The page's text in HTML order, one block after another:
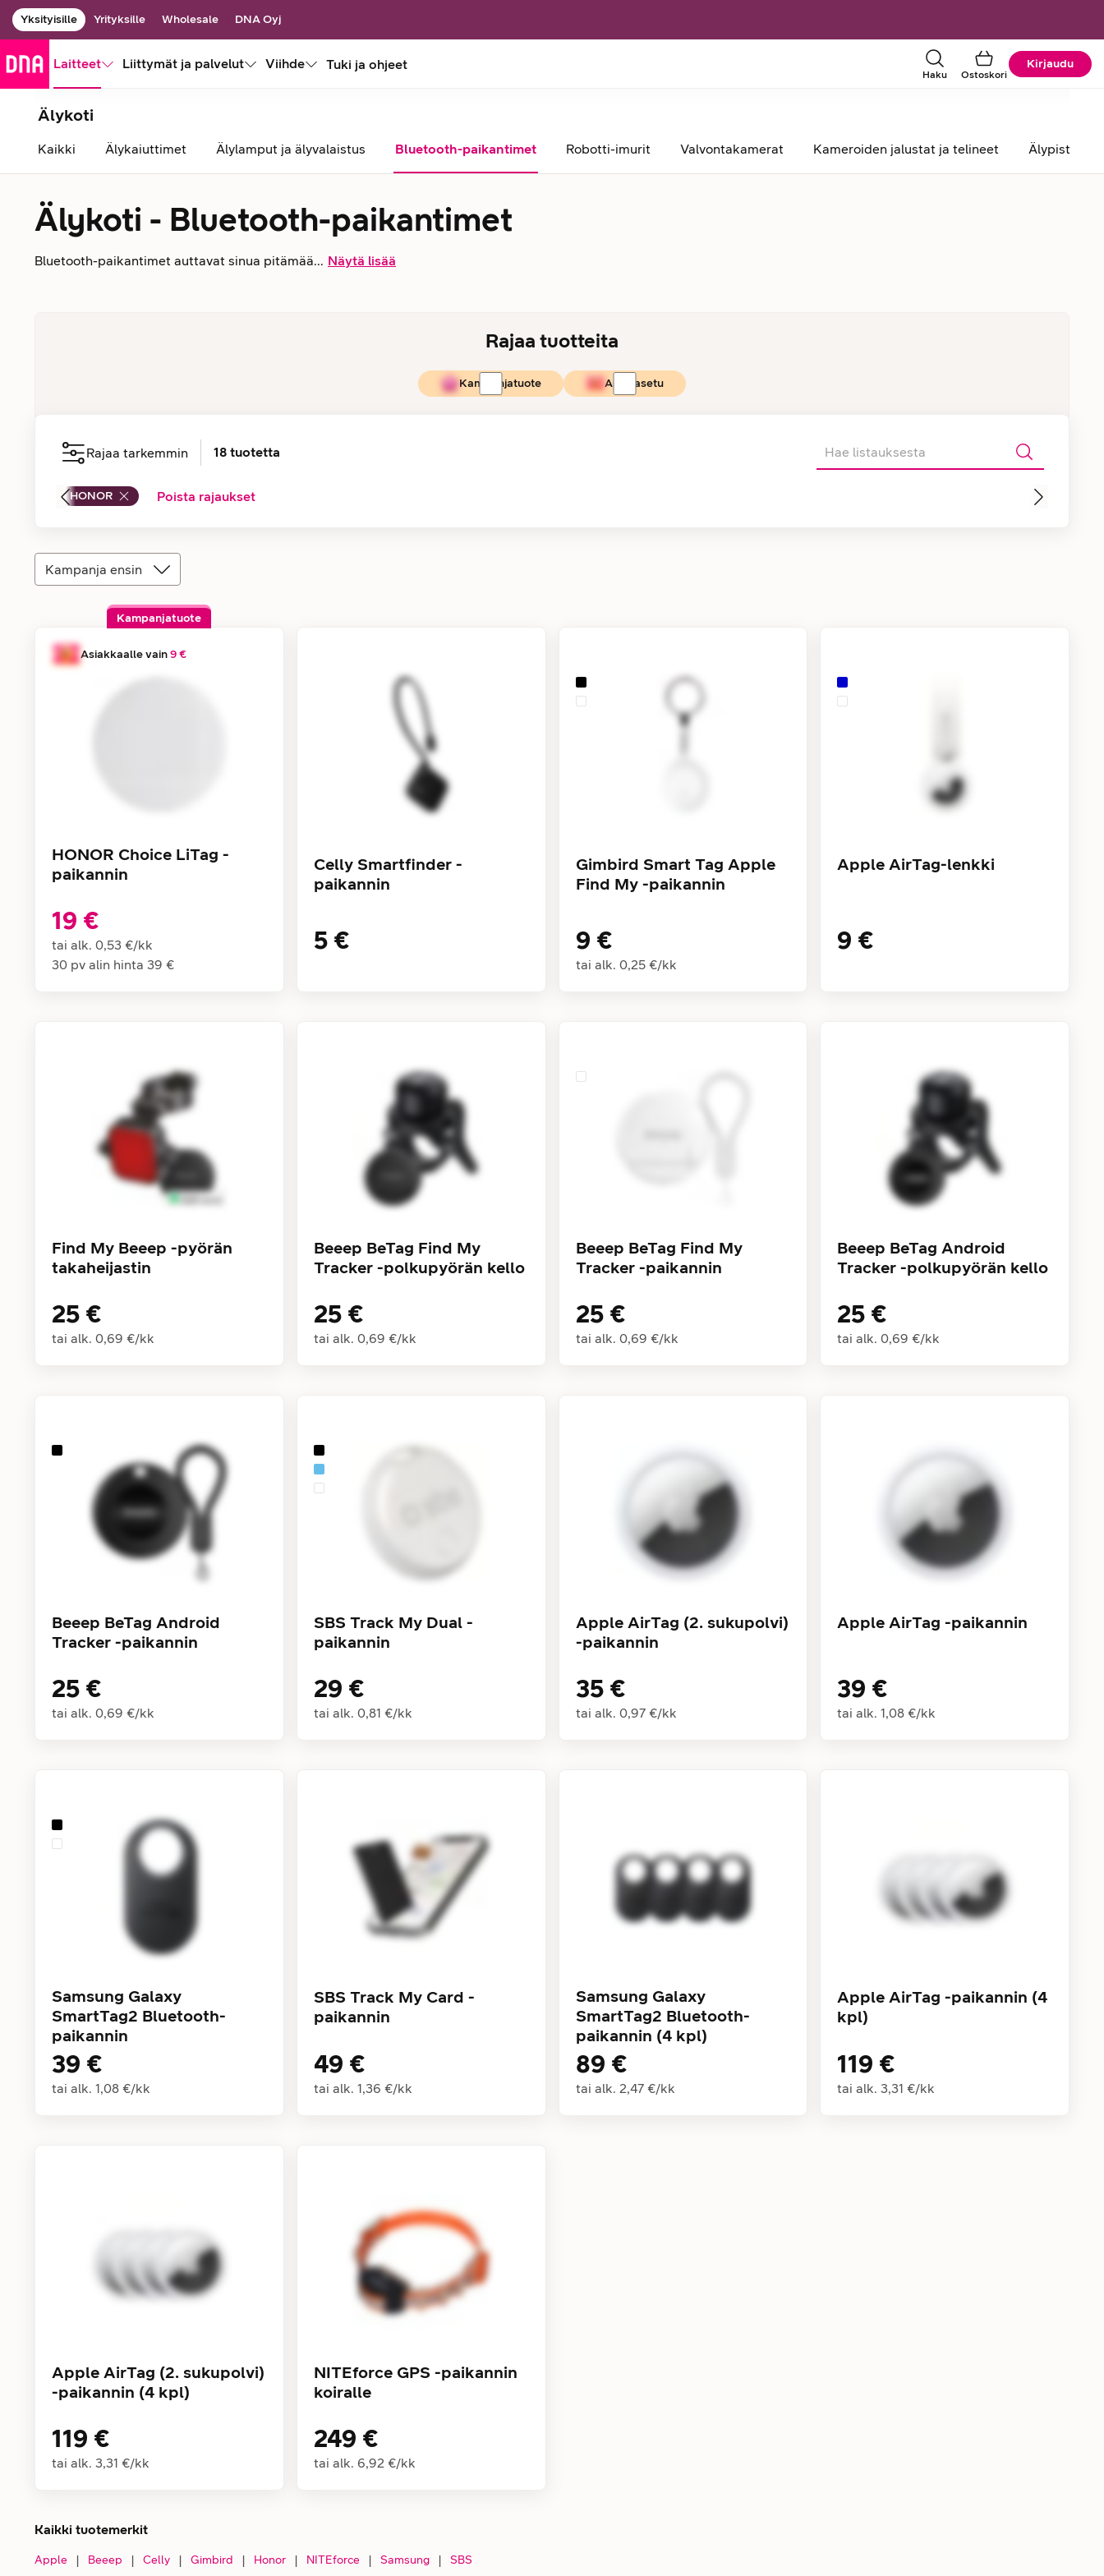
Yksityisille Yrityksille Wholesale DNA Oyj
Laitteet Liittymät ja palvelut Viihde Tuki ja ohjeet
Haku Ostoskori
Kirjaudu
Älykoti
Kaikki Älykaiuttimet Älylamput ja älyvalaistus Bluetooth-paikantimet Robotti-imurit Valvontakamerat Kameroiden jalustat ja telineet
Älykoti - Bluetooth-paikantimet
Bluetooth-paikantimet auttavat sinua pitämää... Näytä lisää
Rajaa tuotteita
Kampanjatuote Asiakasetu
Rajaa tarkemmin 18 tuotetta
HONOR Poista rajaukset
Kampanja ensin
Kampanjatuote
Asiakkaalle vain9 €
HONOR Choice LiTag -
paikannin
19 €
tai alk. 0,53 €/kk
30 pv alin hinta 39 €
Celly Smartfinder -
paikannin
5 €
Gimbird Smart Tag Apple
Find My -paikannin
9 €
tai alk. 0,25 €/kk
Apple AirTag-lenkki
9 €
Find My Beeep -pyörän
takaheijastin
25 €
tai alk. 0,69 €/kk
Beeep BeTag Find My
Tracker -polkupyörän kello
25 €
tai alk. 0,69 €/kk
Beeep BeTag Find My
Tracker -paikannin
25 €
tai alk. 0,69 €/kk
Beeep BeTag Android
Tracker -polkupyörän kello
25 €
tai alk. 0,69 €/kk
Beeep BeTag Android
Tracker -paikannin
25 €
tai alk. 0,69 €/kk
SBS Track My Dual -
paikannin
29 €
tai alk. 0,81 €/kk
Apple AirTag (2. sukupolvi)
-paikannin
35 €
tai alk. 0,97 €/kk
Apple AirTag -paikannin
39 €
tai alk. 1,08 €/kk
Samsung Galaxy
SmartTag2 Bluetooth-
paikannin
39 €
tai alk. 1,08 €/kk
SBS Track My Card -
paikannin
49 €
tai alk. 1,36 €/kk
Samsung Galaxy
SmartTag2 Bluetooth-
paikannin (4 kpl)
89 €
tai alk. 2,47 €/kk
Apple AirTag -paikannin (4
kpl)
119 €
tai alk. 3,31 €/kk
Apple AirTag (2. sukupolvi)
-paikannin (4 kpl)
119 €
tai alk. 3,31 €/kk
NITEforce GPS -paikannin
koiralle
249 €
tai alk. 6,92 €/kk
Kaikki tuotemerkit
Apple | Beeep | Celly | Gimbird | Honor | NITEforce | Samsung | SBS